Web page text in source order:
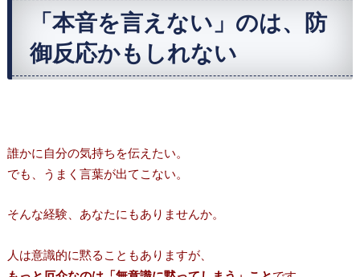
「本音を言えない」のは、防
御反応かもしれない
誰かに自分の気持ちを伝えたい。
でも、うまく言葉が出てこない。
そんな経験、あなたにもありませんか。
人は意識的に黙ることもありますが、